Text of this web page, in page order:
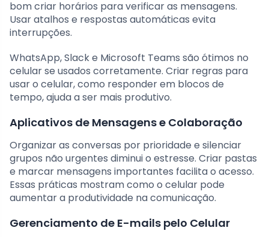
bom criar horários para verificar as mensagens.
Usar atalhos e respostas automáticas evita
interrupções.
WhatsApp, Slack e Microsoft Teams são ótimos no
celular se usados corretamente. Criar regras para
usar o celular, como responder em blocos de
tempo, ajuda a ser mais produtivo.
Aplicativos de Mensagens e Colaboração
Organizar as conversas por prioridade e silenciar
grupos não urgentes diminui o estresse. Criar pastas
e marcar mensagens importantes facilita o acesso.
Essas práticas mostram como o celular pode
aumentar a produtividade na comunicação.
Gerenciamento de E-mails pelo Celular